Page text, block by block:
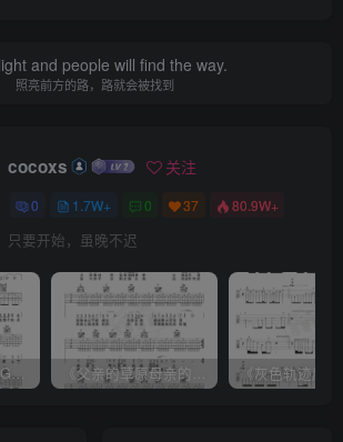
and people will find the way.
照亮前方的路，路就会被找到
cocoxs 关注
0 1.7W+ 0 37 80.9W+
只要开始，虽晚不迟